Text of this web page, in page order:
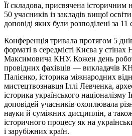
Їїскладова, присвячена історичним
50 учасників із закладів вищої
доповіді яких були розподілені за 11
Конференція тривала протягом 5
форматі в середмісті Києва у стінах
Максимовича КНУ. Кожен день
провідних фахівців — викладачів
Палієнко, історика міжнародних
мистецтвознавця Іллі Левченка,
історика українського
доповідей учасників охоплювала
науки й суміжних дисциплін, а також
історичного процесу як на
і зарубіжних країн.